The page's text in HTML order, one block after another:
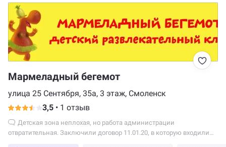
Мармеладный бегемот
улица 25 Сентября, 35а, 3 этаж, Смоленск
3,5 • 1 отзыв
отвратительная. Заключили договор 11.01.20, в которую входили